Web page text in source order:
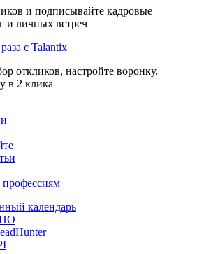
и подписывайте кадровые
и личных встреч
с Talantix
откликов, настройте воронку,
в 2 клика
календарь
ПО